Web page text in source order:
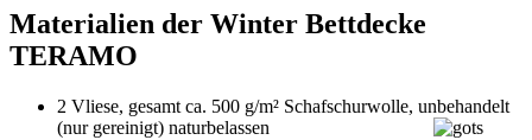
Materialien der Winter Bettdecke
TERAMO
2 Vliese, gesamt ca. 500 g/m² Schafschurwolle, unbehandelt
(nur gereinigt) naturbelassen